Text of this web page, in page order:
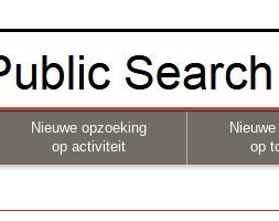
Nieuwe opzoeking
op activiteit
op